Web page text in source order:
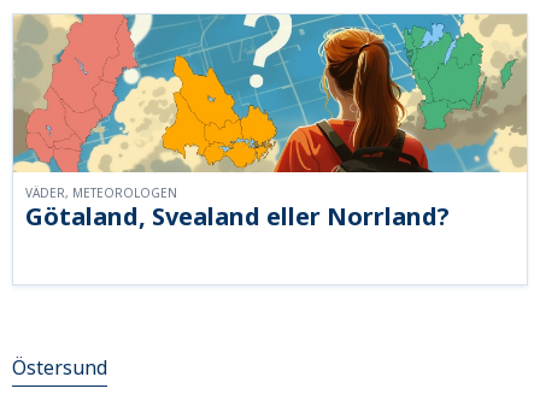
Götaland, Svealand eller Norrland?
VÄDER, METEOROLOGEN
Östersund